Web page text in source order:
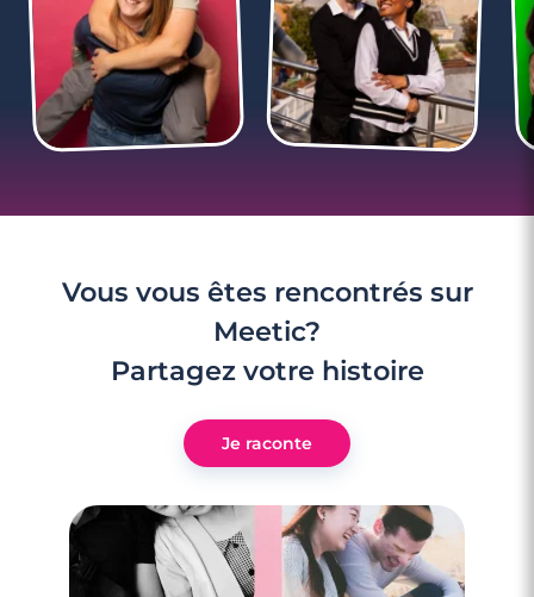
Vous vous êtes rencontrés sur
Meetic?
Partagez votre histoire
Je raconte